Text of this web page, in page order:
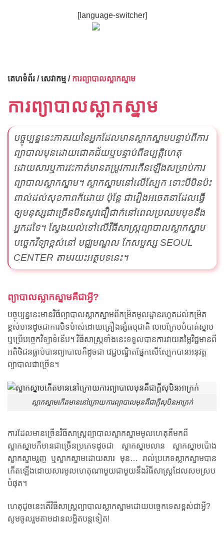
[language-switcher]
គេហទំព័រ /សេវាកម្ម / ការព្យាបាលស្លាកស្នាម
ការព្យាបាលស្លាកស្នាម
បច្ចុប្បន្ននេះភាគរយនៃអ្នកដែលមានស្លាកស្នាមបន្ទាប់ពីការ
ព្យាបាលមុនដោយជោគជ័យឬបន្ទាប់ពីឧប្បត្តិហេតុ
ដោយសារឬការវះកាត់មានតម្រូវការកើនឡើងសម្រាប់ការ
ព្យាបាលស្លាកស្នាម។ ស្លាកស្នាមនៅលើស្បែក ទោះបីមិនប៉ះ
ពាល់ដល់សុខភាពក៏ដោយ ប៉ុន្តែ ជារឿងអចេតនាដែលធ្វើ
ឲ្យមនុស្សជាច្រើនមិនសូវជឿជាក់នៅពេលប្រឈមមុខនឹង
អ្នកដទៃ។ ស្វែងយល់ទៅ​លើ​វិធី​សា​ស្រ្ត​ព្យាបាល​ស្លាក​ស្នាម​
បច្ចេកវិទ្យា​ខ្ពស់​នៅ មជ្ឈមណ្ឌល កែសម្ផស្ស SEOUL
CENTER តាមរយះអត្ថបទនេះ។
ព្យាបាលស្លាកស្នាមគឺជាអ្វី?
បច្ចុប្បន្ននេះមានវិធីព្យាបាលស្លាកស្នាមពីកម្រិតមូលដ្ឋានរហូតដល់កម្រិត
ខ្ពស់មានដូចជាការបិទម៉ាស់ដោយគ្រឿងផ្សំធម្មជាតិ លាបក្រែមបំបាត់ស្នាម
ឬប្រើបច្ចេកវិទ្យាទំនើប។ វិធីសាស្រ្តទាំងនេះទទួលបានការវាយតម្លៃវិជ្ជមានពី
អតិថិជនធ្លាប់បានព្យាបាលក៏ដូចជា វេជ្ជបណ្ឌិតផ្នែកសើស្បែកបានអនុវត្ត
ព្យាបាលជាច្រើន។
ស្លាកស្នាមកើតមាននៅក្រោយការព្យាបាលមុនគឺជាក្ដីសុបិនអាក្រក់
ការដែលមានច្រើនវិធីសាស្រ្តព្យាបាលស្លាកស្នាមមូលហេតុគឺមកពី
ស្លាកស្នាមក៏មានជាច្រើនប្រភេទដូចជា ស្លាកស្នាមលាន ស្លាកស្នាមប៉ោង
ស្លាកស្នាមរួញ ឬស្លាកស្នាមដោយសារ មុន… រាល់ប្រភេទស្លាកស្នាមបាន
កើតឡើងដោយសារមូលហេតុណាមួយជាមួយនឹងវិធីសាស្រ្តដែលសមស្រប
បំផុត។
ហេតុដូចនេះតើវិធីសាស្រ្តព្យាបាលស្លាកស្នាមដោយបច្ចេកទេសខ្ពស់ជាអ្វី?
សូមចូលរួមតាមដានលម្អិតបន្តទៀត!